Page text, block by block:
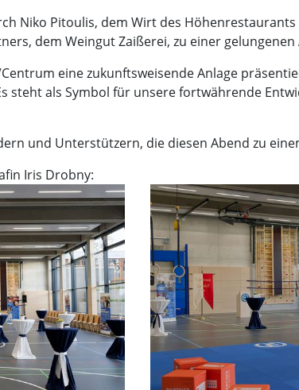
Niko Pitoulis, dem Wirt des
dem Weingut Zaißerei, zu einer
eine zukunftsweisende Anlage
steht als Symbol für unsere fortwährende
und Unterstützern, die diesen Abend zu
Iris Drobny: